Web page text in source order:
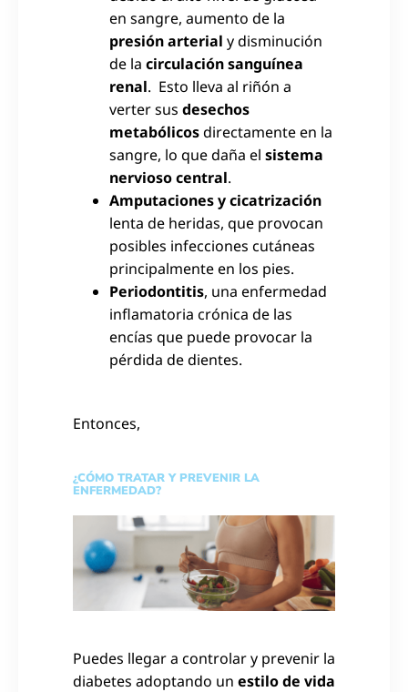
en sangre, aumento de la
presión arterial y disminución
de la circulaciónsanguínea
renal. Esto lleva al riñón a
verter sus desechos
metabólicosdirectamente en la
sangre, lo que daña el sistema
nervioso central.
Amputaciones y cicatrización
lenta de heridas, que provocan
posibles infecciones cutáneas
principalmente en los pies.
Periodontitis, una enfermedad
inflamatoria crónica de las
encías que puede provocar la
pérdida de dientes.
Entonces,
¿CÓMO TRATAR Y PREVENIR LA
ENFERMEDAD?
Puedes llegar a controlar y prevenir la
diabetes adoptando un estilo de vida